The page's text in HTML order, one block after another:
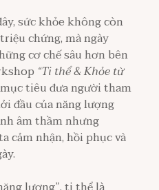
sức khỏe không còn
chứng, mà ngày
cơ chế sâu hơn bên
“Ti thể & Khỏe từ
tiêu đưa người tham
đầu của năng lượng
âm thầm nhưng
cảm nhận, hồi phục và